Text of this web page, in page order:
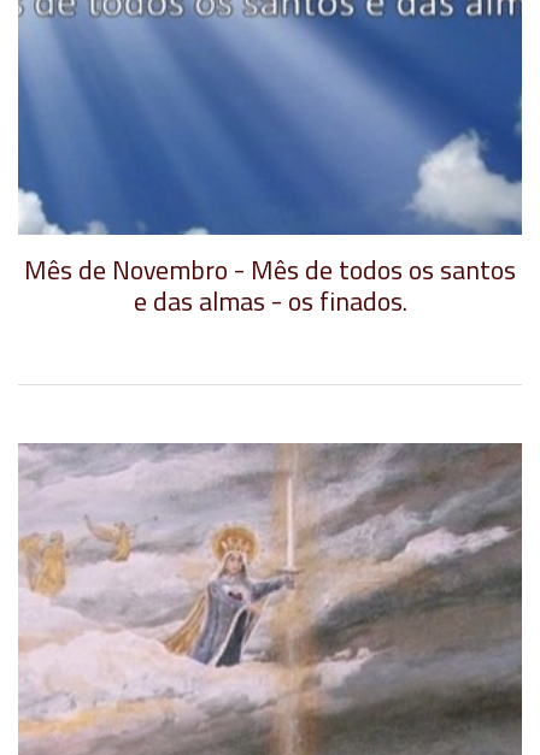
Mês de Novembro - Mês de todos os santos
e das almas - os finados.